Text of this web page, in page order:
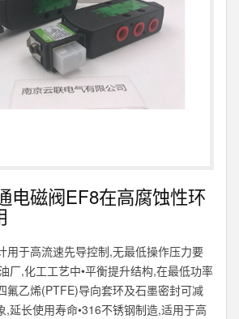
电磁阀EF8在高腐蚀性环
用于高流速先导控制,无最低操作压力要
厂,化工工艺中•平衡提升结构,在最低功率
氟乙烯(PTFE)导向套环及石墨密封可减
,延长使用寿命•316不锈钢制造,适用于高